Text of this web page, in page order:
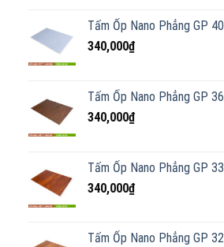
Tấm Ốp Nano Phẳng GP 40
340,000₫
Tấm Ốp Nano Phẳng GP 36
340,000₫
Tấm Ốp Nano Phẳng GP 33
340,000₫
Tấm Ốp Nano Phẳng GP 32